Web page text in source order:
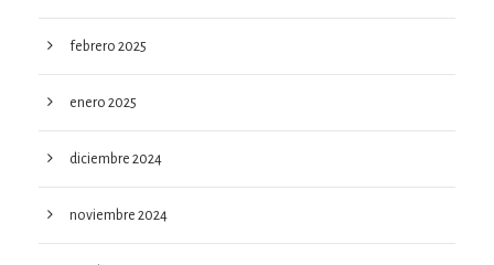
febrero 2025
enero 2025
diciembre 2024
noviembre 2024